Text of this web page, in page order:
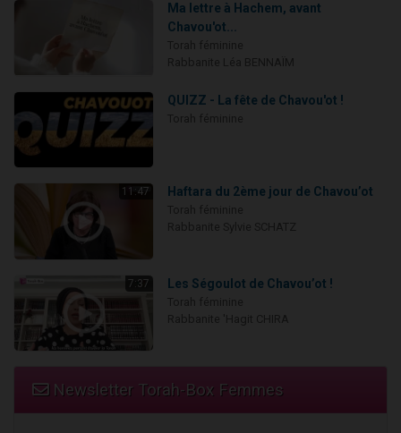
Ma lettre à Hachem, avant
Chavou'ot...
QUIZZ - La fête de Chavou'ot !
11:47 Haftara du 2ème jour de Chavou’ot
7:37 Les Ségoulot de Chavou’ot !
Newsletter Torah-Box Femmes